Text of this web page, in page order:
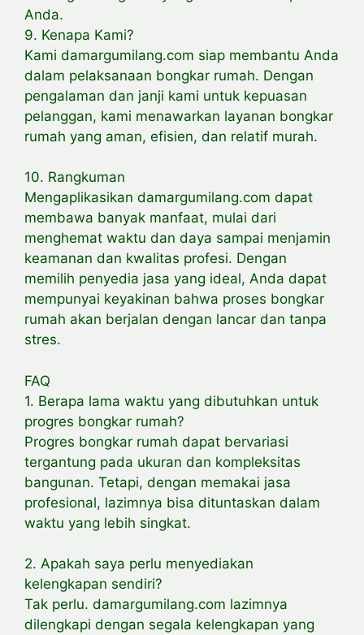
Anda.
9. Kenapa Kami?
Kami damargumilang.com siap membantu Anda
dalam pelaksanaan bongkar rumah. Dengan
pengalaman dan janji kami untuk kepuasan
pelanggan, kami menawarkan layanan bongkar
rumah yang aman, efisien, dan relatif murah.
10. Rangkuman
Mengaplikasikan damargumilang.com dapat
membawa banyak manfaat, mulai dari
menghemat waktu dan daya sampai menjamin
keamanan dan kwalitas profesi. Dengan
memilih penyedia jasa yang ideal, Anda dapat
mempunyai keyakinan bahwa proses bongkar
rumah akan berjalan dengan lancar dan tanpa
stres.
FAQ
1. Berapa lama waktu yang dibutuhkan untuk
progres bongkar rumah?
Progres bongkar rumah dapat bervariasi
tergantung pada ukuran dan kompleksitas
bangunan. Tetapi, dengan memakai jasa
profesional, lazimnya bisa dituntaskan dalam
waktu yang lebih singkat.
2. Apakah saya perlu menyediakan
kelengkapan sendiri?
Tak perlu. damargumilang.com lazimnya
dilengkapi dengan segala kelengkapan yang